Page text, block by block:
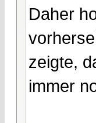
Daher
zeigte,
immer